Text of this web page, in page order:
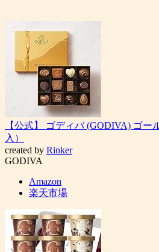
【公式】 ゴディバ (GODIVA) ゴー
入）
created by Rinker
GODIVA
Amazon
楽天市場